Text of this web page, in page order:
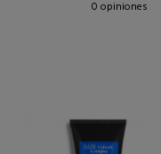
0 opiniones